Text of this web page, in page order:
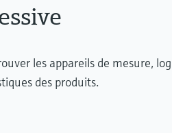
les appareils de mesure,
des produits.